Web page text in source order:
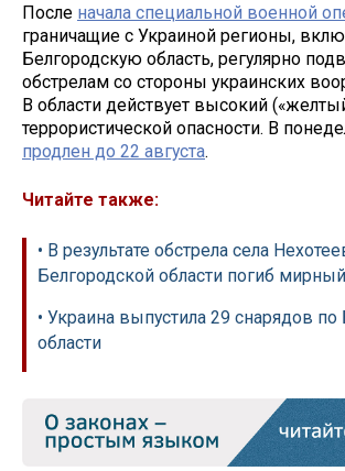
После начала специальной военной
граничащие с Украиной регионы,
Белгородскую область, регулярно
обстрелам со стороны украинских
В области действует высокий
террористической опасности. В
продлен до 22 августа.
Читайте также:
• В результате обстрела села
Белгородской области погиб
• Украина выпустила 29 снарядов по
области